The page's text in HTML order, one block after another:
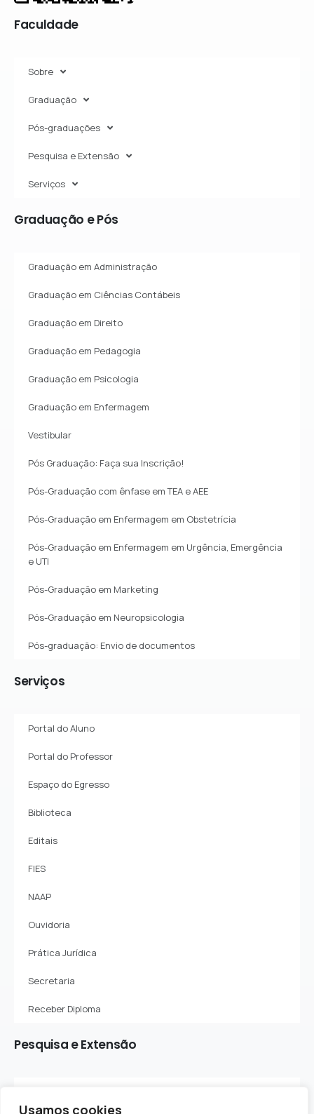
Usamos cookies
Faculdade
Sobre
Graduação
Pós-graduações
Pesquisa e Extensão
Serviços
Graduação ePós
Graduação em Administração
Graduação em Ciências Contábeis
Graduação em Direito
Graduação em Pedagogia
Graduação em Psicologia
Graduação em Enfermagem
Vestibular
Pós Graduação: Faça sua Inscrição!
Pós-Graduação com ênfase em TEA e AEE
Pós-Graduação em Enfermagem em Obstetrícia
Pós-Graduação em Enfermagem em Urgência, Emergência
e UTI
Pós-Graduação em Marketing
Pós-Graduação em Neuropsicologia
Pós-graduação: Envio de documentos
Serviços
Portal do Aluno
Portal do Professor
Espaço do Egresso
Biblioteca
Editais
FIES
NAAP
Ouvidoria
Prática Jurídica
Secretaria
Receber Diploma
Pesquisa eExtensão